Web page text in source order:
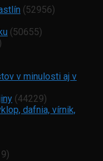
(52956)
(50655)
v minulosti aj v
(44229)
dafnia, vírnik,